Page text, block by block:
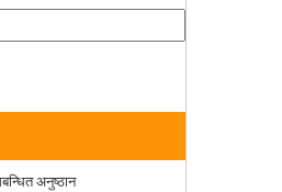
अनुष्ठान